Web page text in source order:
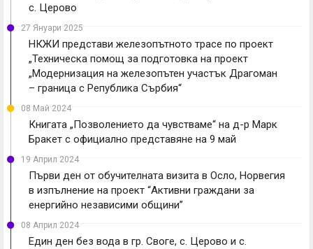
с. Церово
27 Януари 2025
НКЖИ представи железопътното трасе по проект
„Техническа помощ за подготовка на проект
„Модернизация на железопътен участък Драгоман
– граница с Република Сърбия“
08 Май 2024
Книгата „Позволението да чувстваме“ на д-р Марк
Бракет с официално представяне на 9 май
19 Април 2024
Първи ден от обучителната визита в Осло, Норвегия
в изпълнение на проект “Активни граждани за
енергийно независими общини”
08 Април 2024
Един ден без вода в гр. Своге, с. Церово и с.